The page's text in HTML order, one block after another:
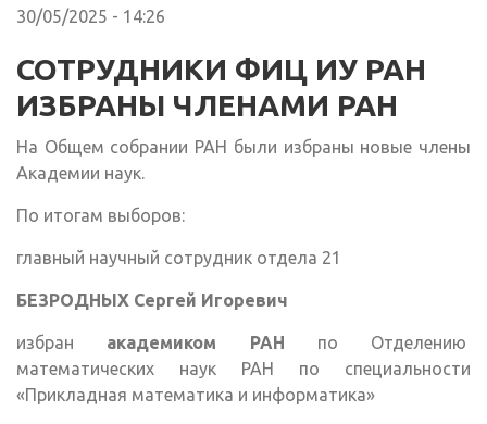
30/05/2025 - 14:26
СОТРУДНИКИ ФИЦ ИУ РАН
ИЗБРАНЫ ЧЛЕНАМИ РАН
На Общем собрании РАН были избраны новые члены
Академии наук.
По итогам выборов:
главный научный сотрудник отдела 21
БЕЗРОДНЫХ Сергей Игоревич
избран академиком РАН по Отделению
математических наук РАН по специальности
«Прикладная математика и информатика»